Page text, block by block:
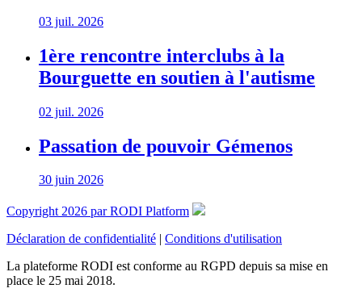
03 juil. 2026
1ère rencontre interclubs à la
Bourguette en soutien à l'autisme
02 juil. 2026
Passation de pouvoir Gémenos
30 juin 2026
Copyright 2026 par RODI Platform
Déclaration de confidentialité | Conditions d'utilisation
La plateforme RODI est conforme au RGPD depuis sa mise en
place le 25 mai 2018.